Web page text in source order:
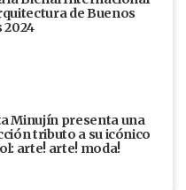
de Buenos
2024
Minujín presenta una
tributo a su icónico
arte! arte! moda!